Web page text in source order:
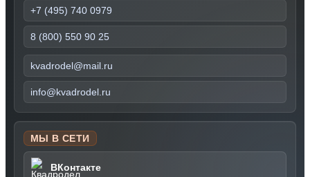
+7 (495) 740 0979
8 (800) 550 90 25
kvadrodel@mail.ru
info@kvadrodel.ru
МЫ В СЕТИ
ВКонтакте